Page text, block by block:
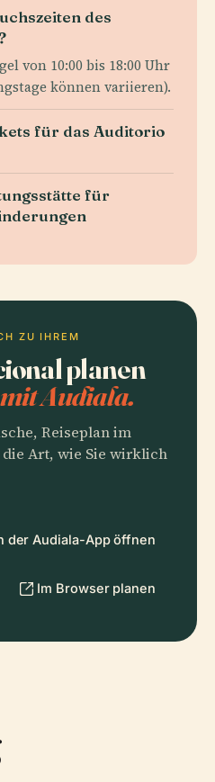
des
von 10:00 bis 18:00 Uhr
können variieren).
für das Auditorio
für
ZU IHREM
planen
mit Audiala.
Reiseplan im
Art, wie Sie wirklich
der Audiala-App öffnen
Im Browser planen